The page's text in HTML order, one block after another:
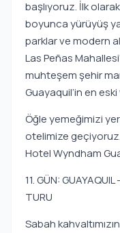
başlıyoruz. İlk
boyunca yürüyüş
parklar ve modern
Las Peñas
muhteşem şehir
Guayaquil’in en
Öğle yemeğimizi
otelimize geçiyoruz.
Hotel Wyndham
11. GÜN:
TURU
Sabah